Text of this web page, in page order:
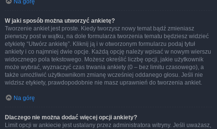
Na górę
W jaki sposób można utworzyć ankietę?
Tworzenie ankiet jest proste. Kiedy tworzysz nowy temat bądź zmieniasz
pierwszy post w wątku, na dole formularza tworzenia tematu będziesz widzieć
etykietę “Utwórz ankietę”. Kliknij ją i w otworzonym formularzu podaj tytuł
ankiety i co najmniej dwie opcje. Każdą opcję należy wpisać w nowym wierszu
widocznego pola tekstowego. Możesz określić liczbę opcji, jakie użytkownik
może wybrać, wyznaczyć czas trwania ankiety (0 – bez limitu czasowego), a
także umożliwić użytkownikom zmianę wcześniej oddanego głosu. Jeśli nie
widzisz etykiety, prawdopodobnie nie masz uprawnień do tworzenia ankiet.
Na górę
Dlaczego nie można dodać więcej opcji ankiety?
Limit opcji w ankiecie jest ustalany przez administratora witryny. Jeśli uważasz,